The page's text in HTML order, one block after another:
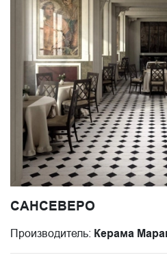
САНСЕВЕРО
Производитель: Керама